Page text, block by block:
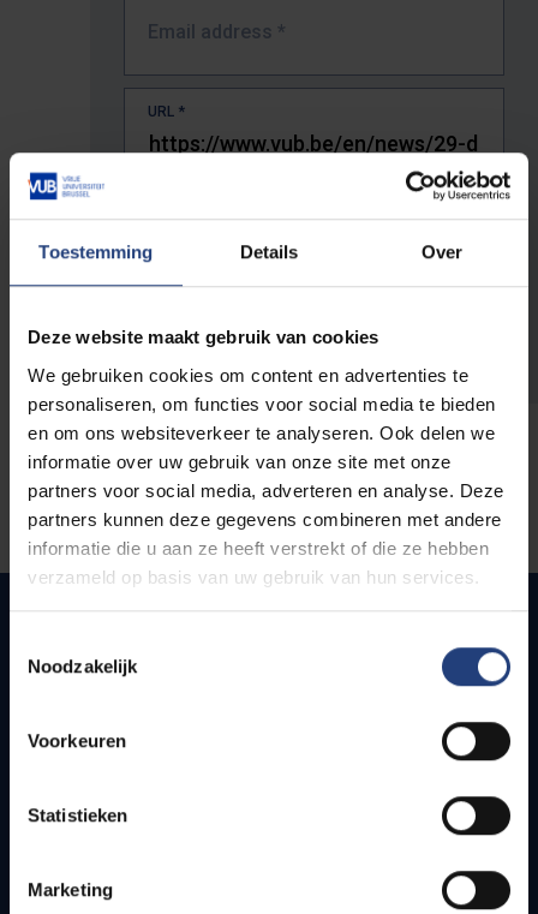
Toestemming Details Over
Deze website maakt gebruik van cookies
We gebruiken cookies om content en advertenties te
personaliseren, om functies voor social media te bieden
en om ons websiteverkeer te analyseren. Ook delen we
informatie over uw gebruik van onze site met onze
partners voor social media, adverteren en analyse. Deze
partners kunnen deze gegevens combineren met andere
informatie die u aan ze heeft verstrekt of die ze hebben
verzameld op basis van uw gebruik van hun services.
Noodzakelijk
Voorkeuren
Statistieken
Marketing
Email address *
URL *
The full URL of the page where you encountered the error.
Quick links
How to get to the VUB campuses